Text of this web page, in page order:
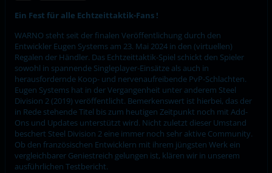
Ein Fest für alle Echtzeittaktik-Fans !
WARNO steht seit der finalen Veröffentlichung durch den
Entwickler Eugen Systems am 23. Mai 2024 in den (virtuellen)
Regalen der Händler. Das Echtzeittaktik-Spiel schickt den Spieler
sowohl in spannende Singleplayer-Einsätze als auch in
herausfordernde Koop- und nervenaufreibende PvP-Schlachten.
Eugen Systems hat in der Vergangenheit unter anderem Steel
Division 2 (2019) veröffentlicht. Bemerkenswert ist hierbei, das der
in Rede stehende Titel bis zum heutigen Zeitpunkt noch mit Add-
Ons und Updates unterstützt wird. Nicht zuletzt dieser Umstand
beschert Steel Division 2 eine immer noch sehr aktive Community.
Ob den französischen Entwicklern mit ihrem jüngsten Werk ein
vergleichbarer Geniestreich gelungen ist, klären wir in unserem
ausführlichen Testbericht.